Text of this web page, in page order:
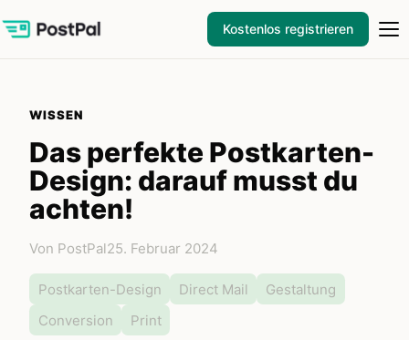
Kostenlos registrieren
WISSEN
Das perfekte Postkarten-
Design: darauf musst du
achten!
Von PostPal25. Februar 2024
Postkarten-Design Direct Mail
Gestaltung
Conversion
Print